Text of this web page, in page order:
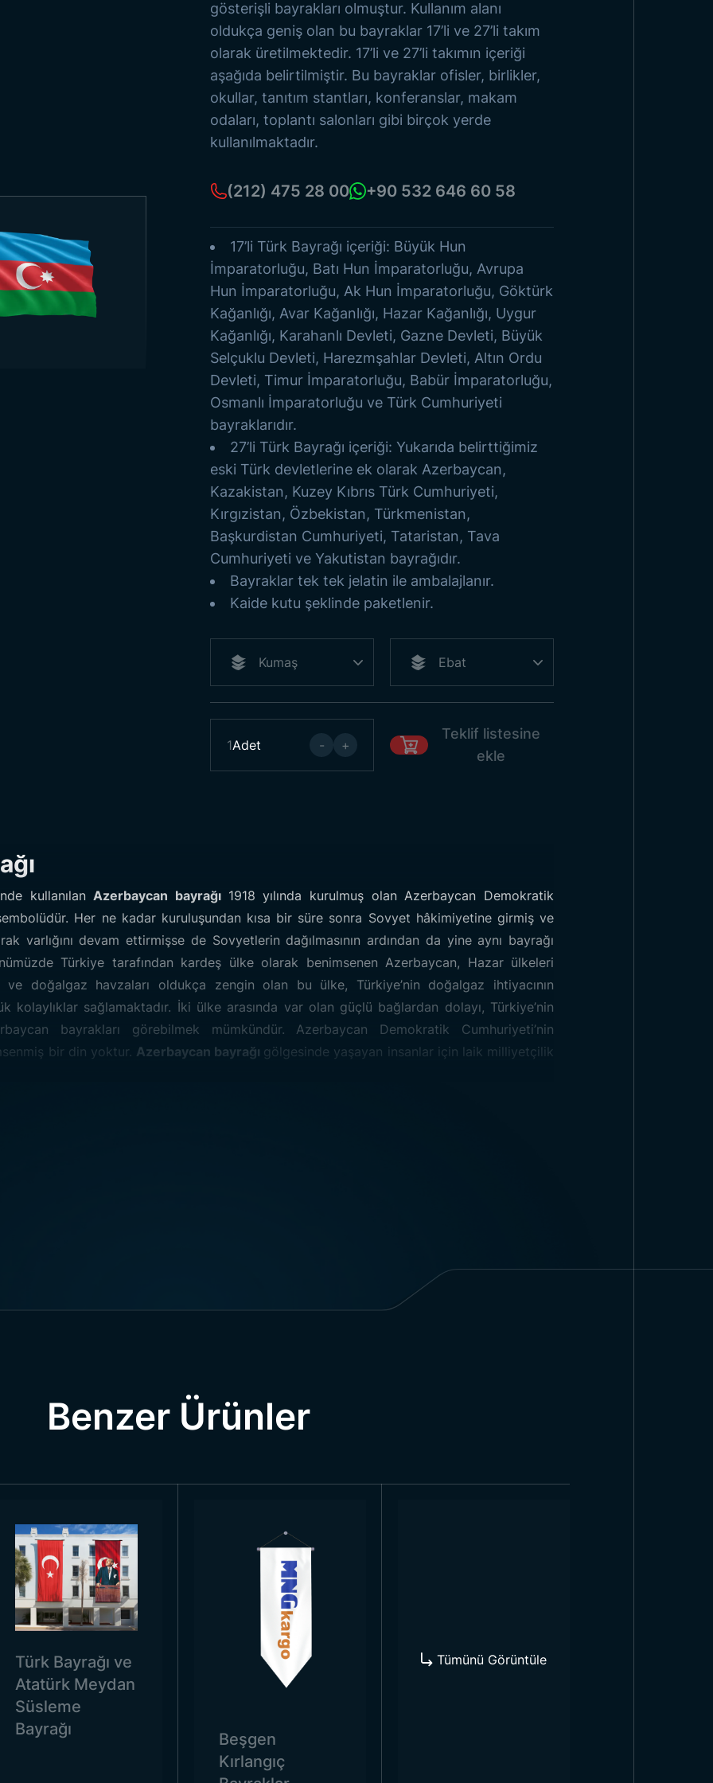
Azerbaycan Bayrağı
Kumaş:- Ebat: -
Eski Türk Devletleri
Bayrak Direkleri
Deniz Flamaları
Kağıt Bayraklar
Tüm Ürünleri Gör
gösterişli bayrakları olmuştur. Kullanım alanı
oldukça geniş olan bu bayraklar 17’li ve 27’li takım
olarak üretilmektedir. 17’li ve 27’li takımın içeriği
aşağıda belirtilmiştir. Bu bayraklar ofisler, birlikler,
okullar, tanıtım stantları, konferanslar, makam
odaları, toplantı salonları gibi birçok yerde
kullanılmaktadır.
(212) 475 28 00 +90 532 646 60 58
17’li Türk Bayrağı içeriği: Büyük Hun
İmparatorluğu, Batı Hun İmparatorluğu, Avrupa
Hun İmparatorluğu, Ak Hun İmparatorluğu, Göktürk
Kağanlığı, Avar Kağanlığı, Hazar Kağanlığı, Uygur
Kağanlığı, Karahanlı Devleti, Gazne Devleti, Büyük
Selçuklu Devleti, Harezmşahlar Devleti, Altın Ordu
Devleti, Timur İmparatorluğu, Babür İmparatorluğu,
Osmanlı İmparatorluğu ve Türk Cumhuriyeti
bayraklarıdır.
27’li Türk Bayrağı içeriği: Yukarıda belirttiğimiz
eski Türk devletlerine ek olarak Azerbaycan,
Kazakistan, Kuzey Kıbrıs Türk Cumhuriyeti,
Kırgızistan, Özbekistan, Türkmenistan,
Başkurdistan Cumhuriyeti, Tataristan, Tava
Cumhuriyeti ve Yakutistan bayrağıdır.
Bayraklar tek tek jelatin ile ambalajlanır.
Kaide kutu şeklinde paketlenir.
1Adet - +
Teklif listesine
ekle
kullanılanAzerbaycan bayrağı 1918 yılında kurulmuş olan Azerbaycan Demokratik
sembolüdür. Her ne kadar kuruluşundan kısa bir süre sonra Sovyet hâkimiyetine girmiş ve
varlığını devam ettirmişse de Sovyetlerin dağılmasının ardından da yine aynı bayrağı
Türkiye tarafından kardeş ülke olarak benimsenen Azerbaycan, Hazar ülkeleri
ve doğalgaz havzaları oldukça zengin olan bu ülke, Türkiye’nin doğalgaz ihtiyacının
kolaylıklar sağlamaktadır. İki ülke arasında var olan güçlü bağlardan dolayı, Türkiye’nin
bayrakları görebilmek mümkündür. Azerbaycan Demokratik Cumhuriyeti’nin
bir din yoktur. Azerbaycan bayrağı gölgesinde yaşayan insanlar için laik milliyetçilik
Anlamı
her birinin aynı önem ve anlamı vardır. Genellikle ülkelerin bağımsızlığını ve birliğini
olduğu renklerden birisidir ve genellikle gök ile özdeşleştirilir.
alan mavi renk de Türklüğün ifadesi olarak kullanılmaktadır. Genellikle İslam ülkelerinin
Ölçüleri
son derece kısa bir zamanda üretebilme kabiliyetine sahip olmakla beraber, tek bir ölçüye
tek bir ölçüde üretilen bayrakların kullanımı her alanda mümkün olmaz. Örneğin yürüyüş
aynı şekilde eve asılabilirken, bir organizasyonda kullanılması mümkün değildir. Bu
oldukça küçük kalacaktır. Bu durum ise bir nevi organizasyona gölge
birçok ebatta bayrak üretmekte onları siz değerli müşterilerimize sunmaktadır. Bunun
dışında siz değerli müşterilerimizin talebi üzerine özel ebatlarda bayraklarda kısa zaman
Kullanım Alanları
Benzer Ürünler
Türk Bayrağı ve
Atatürk Meydan
Süsleme
Bayrağı
Beşgen
Kırlangıç
Tümünü Görüntüle
Ürünlere Göz At